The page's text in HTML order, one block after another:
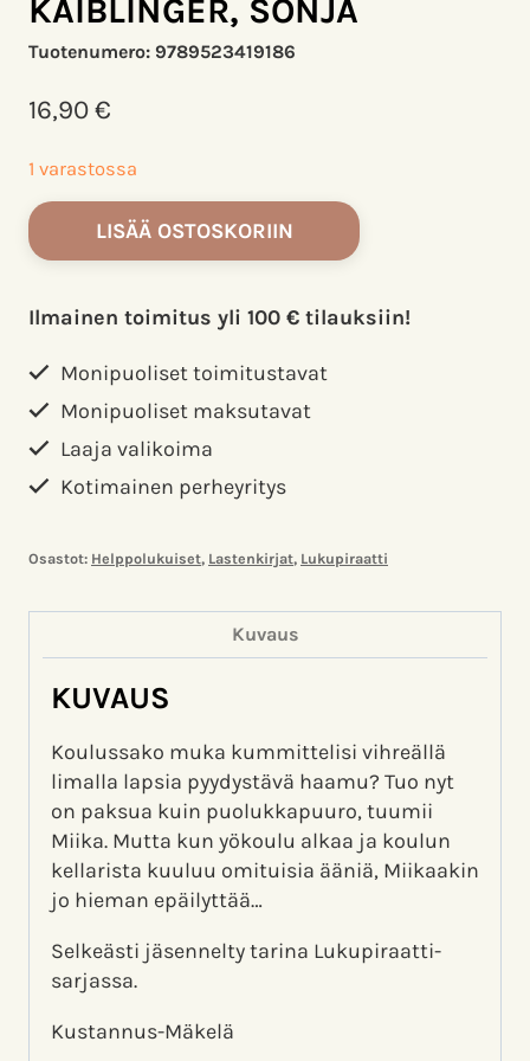
KAIBLINGER, SONJA
Tuotenumero: 9789523419186
16,90€
1 varastossa
Miika
ja
kummitus
-
Lukupiraatti.
Kaiblinger,
Sonja
määrä
LISÄÄ OSTOSKORIIN
Ilmainen toimitus yli 100 € tilauksiin!
Monipuoliset toimitustavat
Monipuoliset maksutavat
Laaja valikoima
Kotimainen perheyritys
Osastot: Helppolukuiset, Lastenkirjat, Lukupiraatti
Kuvaus
KUVAUS
Koulussako muka kummittelisi vihreällä
limalla lapsia pyydystävä haamu? Tuo nyt
on paksua kuin puolukkapuuro, tuumii
Miika. Mutta kun yökoulu alkaa ja koulun
kellarista kuuluu omituisia ääniä, Miikaakin
jo hieman epäilyttää…
Selkeästi jäsennelty tarina Lukupiraatti-
sarjassa.
Kustannus-Mäkelä